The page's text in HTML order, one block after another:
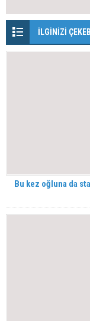
İLGİNİZİ
Bu kez oğluna da